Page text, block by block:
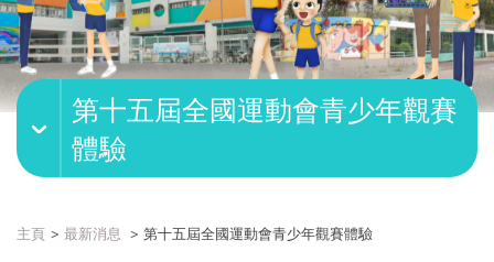
e
n
v
第十五屆全國運動會青少年觀賽
體驗
主頁 最新消息 第十五屆全國運動會青少年觀賽體驗